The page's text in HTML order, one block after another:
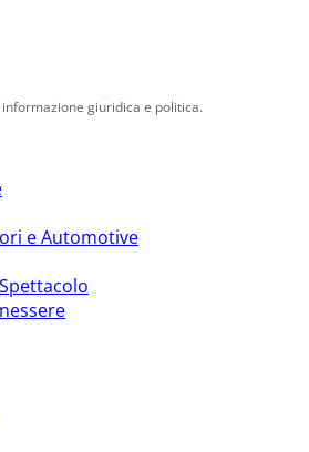
giuridica e politica.
e Automotive